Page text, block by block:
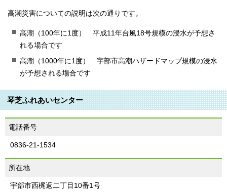
高潮災害についての説明は次の通りです。
高潮（100年に1度） 平成11年台風18号規模の浸水が予想さ
れる場合です
高潮（1000年に1度） 宇部市高潮ハザードマップ規模の浸水
が予想される場合です
琴芝ふれあいセンター
電話番号
0836-21-1534
所在地
宇部市西梶返二丁目10番1号